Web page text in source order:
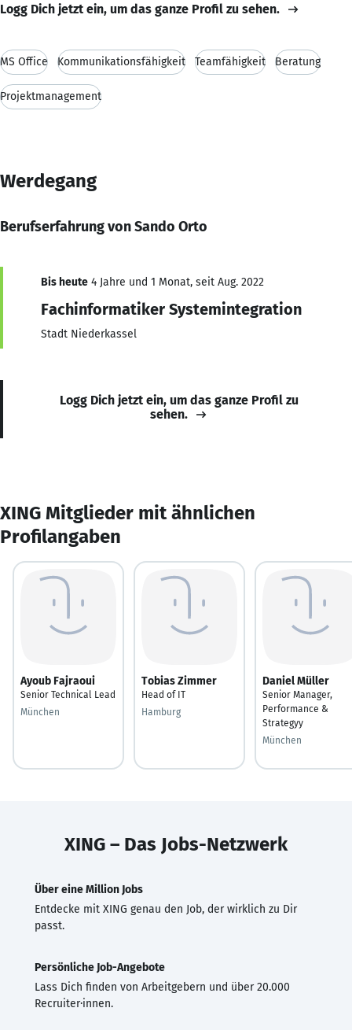
Logg Dich jetzt ein, um das ganze Profil zu sehen.
MS Office Kommunikationsfähigkeit Teamfähigkeit Beratung
Projektmanagement
Werdegang
Berufserfahrung von Sando Orto
Bis heute 4 Jahre und 1 Monat, seit Aug. 2022
Fachinformatiker Systemintegration
Stadt Niederkassel
Logg Dich jetzt ein, um das ganze Profil zu
sehen.
XING Mitglieder mit ähnlichen
Profilangaben
Ayoub Fajraoui
Senior Technical Lead
München
Tobias Zimmer
Head of IT
Hamburg
Daniel Müller
Senior Manager,
Performance &
Strategyy
München
XING – Das Jobs-Netzwerk
Über eine Million Jobs
Entdecke mit XING genau den Job, der wirklich zu Dir
passt.
Persönliche Job-Angebote
Lass Dich finden von Arbeitgebern und über 20.000
Recruiter·innen.